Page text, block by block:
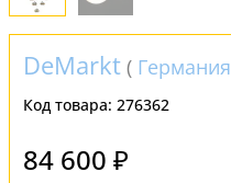
DeMarkt ( Германия
Код товара: 276362
84 600 ₽